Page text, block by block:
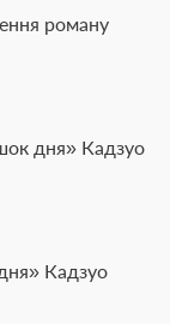
роману
дня» Кадзуо
Кадзуо